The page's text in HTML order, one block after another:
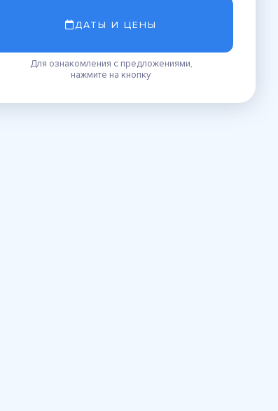
ДАТЫ И ЦЕНЫ
Для ознакомления с предложениями,
нажмите на кнопку